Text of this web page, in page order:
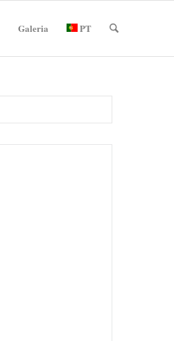
Galeria PT